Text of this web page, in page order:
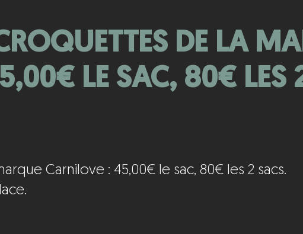
DE LA
LE SAC, 80€ LES
Carnilove : 45,00€ le sac, 80€ les 2 sacs.